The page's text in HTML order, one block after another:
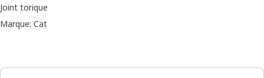
Joint torique
Marque: Cat